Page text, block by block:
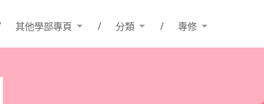
其他學部專頁 分類 專修